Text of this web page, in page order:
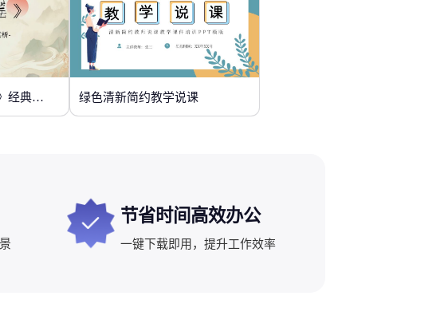
墨绿色中国风《望岳》经典诗词欣赏 绿色清新简约教学说课
节省时间高效办公
一键下载即用，提升工作效率